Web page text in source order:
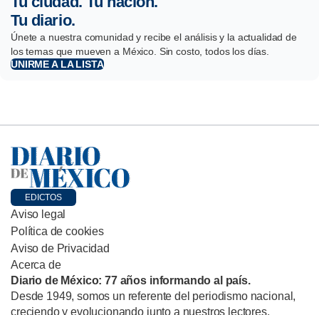
Tu diario.
Únete a nuestra comunidad y recibe el análisis y la actualidad de
los temas que mueven a México. Sin costo, todos los días.
UNIRME A LA LISTA
EDICTOS
Aviso legal
Política de cookies
Aviso de Privacidad
Acerca de
Diario de México: 77 años informando al país.
Desde 1949, somos un referente del periodismo nacional,
creciendo y evolucionando junto a nuestros lectores.